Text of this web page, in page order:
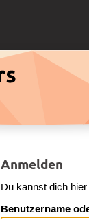
Anmelden
Du kannst dich
Benutzername